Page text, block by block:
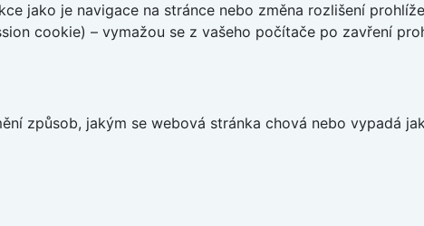
jako je navigace na stránce nebo změna rozlišení
cookie) – vymažou se z vašeho počítače po zavření
způsob, jakým se webová stránka chová nebo vypadá